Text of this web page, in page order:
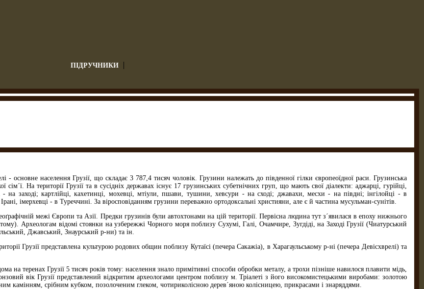
ПІДРУЧНИКИ
- основне населення Грузії, що складає 3 787,4 тисяч чоловік. Грузини належать до південної гілки європеоїдної раси. Грузинська
сім´ї. На території Грузії та в сусідніх державах існує 17 грузинських субетнічних груп, що мають свої діалекти: аджарці, гурійці,
- на заході; картлійці, кахетинці, мохевці, мтіули, пшави, тушини, хевсури - на сході; джавахи, месхи - на півдні; інгілойці - в
імерхевці - в Туреччині. За віросповіданням грузини переважно ортодоксальні християни, але є й частина мусульман-сунітів.
межі Європи та Азії. Предки грузинів були автохтонами на цій території. Первісна людина тут з´явилася в епоху нижнього
Археологам відомі стоянки на узбережжі Чорного моря поблизу Сухумі, Галі, Очамчире, Зугдіді, на Заході Грузії (Чиатурський
Джавський, Знаурський р-ни) та ін.
Грузії представлена культурою родових общин поблизу Кутаїсі (печера Сакажіа), в Харагаульському р-ні (печера Девісхврелі) та
на теренах Грузії 5 тисяч років тому: населення знало примітивні способи обробки металу, а трохи пізніше навилося плавити мідь,
вік Грузії представлений відкритим археологами центром поблизу м. Тріалеті з його високомистецькими виробами: золотою
камінням, срібним кубком, позолоченим глеком, чотириколісною дерев´яною колісницею, прикрасами і знаряддями.